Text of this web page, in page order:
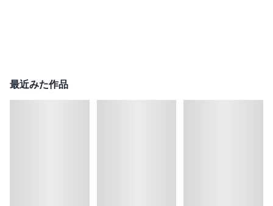
最近みた作品